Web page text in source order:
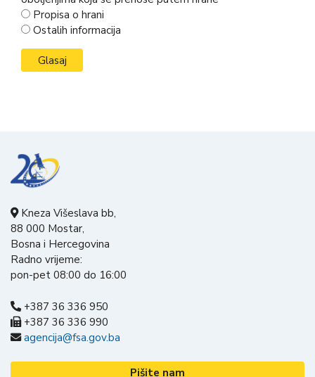
Propisa o hrani
Ostalih informacija
Kneza Višeslava bb,
88 000 Mostar,
Bosna i Hercegovina
Radno vrijeme:
pon-pet 08:00 do 16:00
+387 36 336 950
+387 36 336 990
agencija@fsa.gov.ba
Pišite nam